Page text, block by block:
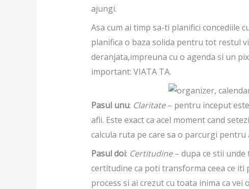
ajungi.
Asa cum ai timp sa-ti planifici concediile
planifica o baza solida pentru tot restul
deranjata,impreuna cu o agenda si un
important: VIATA TA.
Pasul unu: Claritate– pentru inceput
afli. Este exact ca acel moment cand
calcula ruta pe care sa o parcurgi pentru
Pasul doi: Certitudine– dupa ce stii unde
certitudine ca poti transforma ceea ce
process si ai crezut cu toata inima ca vei